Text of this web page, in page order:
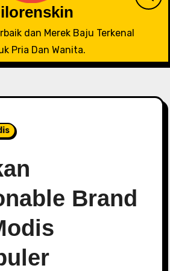
dan Merek Baju Terkenal
Pria Dan Wanita.
Brand